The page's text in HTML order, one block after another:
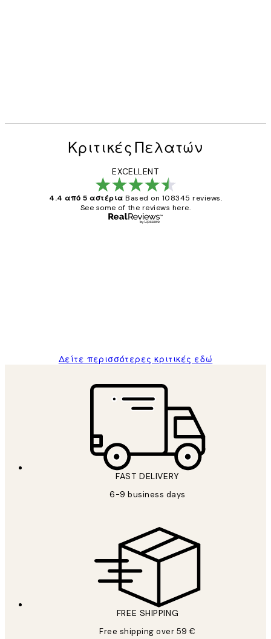
Κριτικές Πελατών
EXCELLENT
4.4 από 5 αστέρια Based on 108345 reviews.
See some of the reviews here.
Δείτε περισσότερες κριτικές εδώ
FAST DELIVERY
6-9 business days
FREE SHIPPING
Free shipping over 59 €